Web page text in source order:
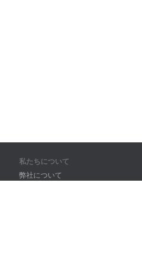
私たちについて
弊社について